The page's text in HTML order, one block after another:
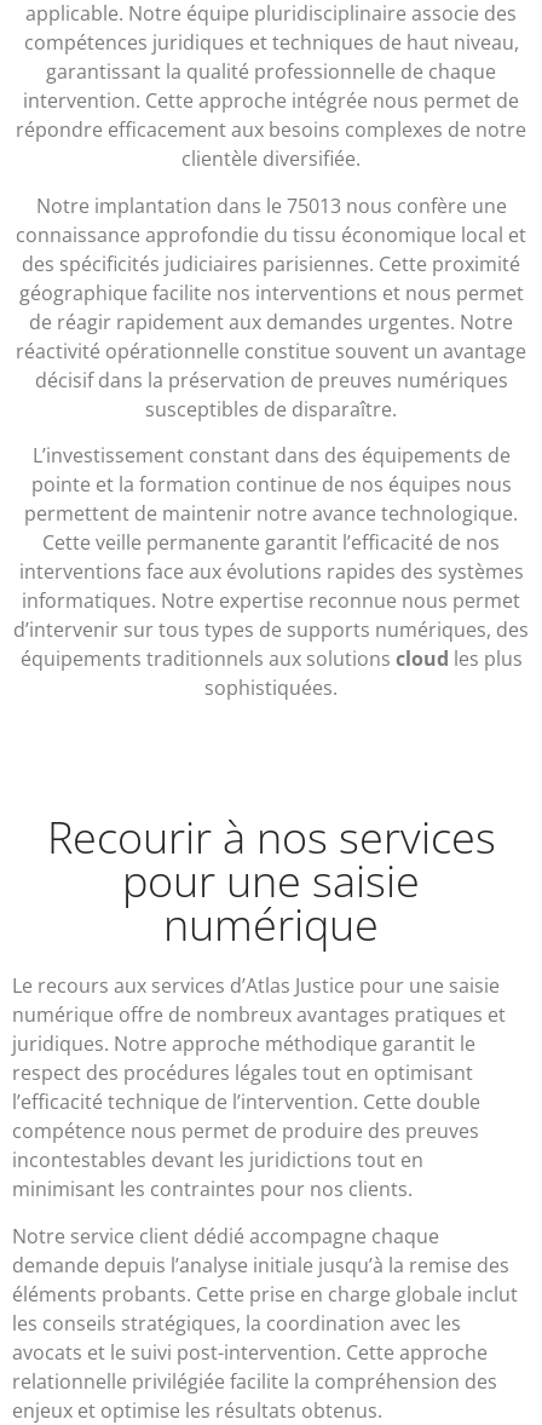
applicable. Notre équipe pluridisciplinaire associe des
compétences juridiques et techniques de haut niveau,
garantissant la qualité professionnelle de chaque
intervention. Cette approche intégrée nous permet de
répondre efficacement aux besoins complexes de notre
clientèle diversifiée.
Notre implantation dans le 75013 nous confère une
connaissance approfondie du tissu économique local et
des spécificités judiciaires parisiennes. Cette proximité
géographique facilite nos interventions et nous permet
de réagir rapidement aux demandes urgentes. Notre
réactivité opérationnelle constitue souvent un avantage
décisif dans la préservation de preuves numériques
susceptibles de disparaître.
L’investissement constant dans des équipements de
pointe et la formation continue de nos équipes nous
permettent de maintenir notre avance technologique.
Cette veille permanente garantit l’efficacité de nos
interventions face aux évolutions rapides des systèmes
informatiques. Notre expertise reconnue nous permet
d’intervenir sur tous types de supports numériques, des
équipements traditionnels aux solutions cloud les plus
sophistiquées.
Recourir à nos services
pour une saisie
numérique
Le recours aux services d’Atlas Justice pour une saisie
numérique offre de nombreux avantages pratiques et
juridiques. Notre approche méthodique garantit le
respect des procédures légales tout en optimisant
l’efficacité technique de l’intervention. Cette double
compétence nous permet de produire des preuves
incontestables devant les juridictions tout en
minimisant les contraintes pour nos clients.
Notre service client dédié accompagne chaque
demande depuis l’analyse initiale jusqu’à la remise des
éléments probants. Cette prise en charge globale inclut
les conseils stratégiques, la coordination avec les
avocats et le suivi post-intervention. Cette approche
relationnelle privilégiée facilite la compréhension des
enjeux et optimise les résultats obtenus.